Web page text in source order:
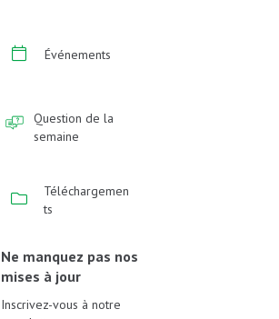
Événements
Question de la
semaine
Téléchargemen
ts
Ne manquez pas nos
mises à jour
Inscrivez-vous à notre